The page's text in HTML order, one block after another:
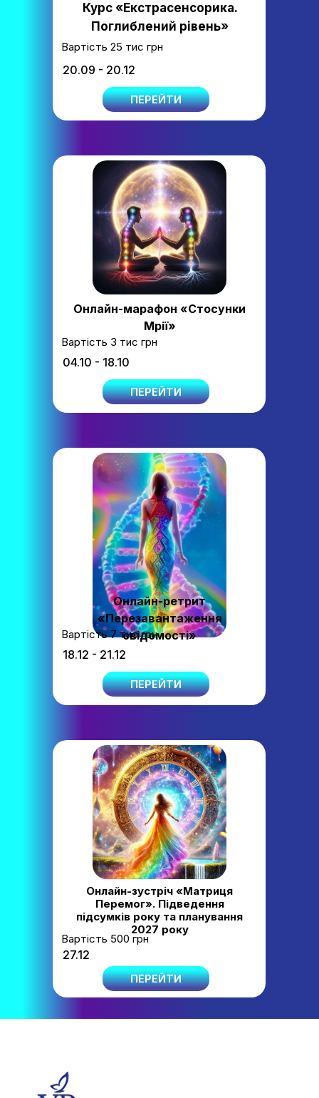
Курс «Екстрасенсорика.
Поглиблений рівень»
20.09 - 20.12
Вартість 25 тис грн
ПЕРЕЙТИ
Онлайн-марафон «Стосунки
Мрії»
04.10 - 18.10
Вартість 3 тис грн
ПЕРЕЙТИ
Онлайн-ретрит
«Перезавантаження
свідомості»
18.12 - 21.12
Вартість 7 тис грн
ПЕРЕЙТИ
Онлайн-зустріч «Матриця
Перемог». Підведення
підсумків року та планування
2027 року
27.12
Вартість 500 грн
ПЕРЕЙТИ